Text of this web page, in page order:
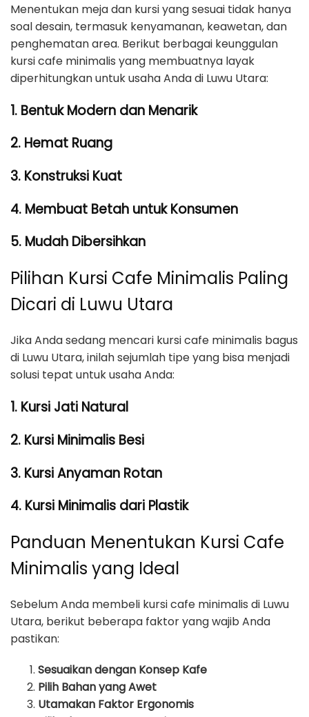
Menentukan meja dan kursi yang sesuai tidak hanya
soal desain, termasuk kenyamanan, keawetan, dan
penghematan area. Berikut berbagai keunggulan
kursi cafe minimalis yang membuatnya layak
diperhitungkan untuk usaha Anda di Luwu Utara:
1. Bentuk Modern dan Menarik
2. Hemat Ruang
3. Konstruksi Kuat
4. Membuat Betah untuk Konsumen
5. Mudah Dibersihkan
Pilihan Kursi Cafe Minimalis Paling
Dicari di Luwu Utara
Jika Anda sedang mencari kursi cafe minimalis bagus
di Luwu Utara, inilah sejumlah tipe yang bisa menjadi
solusi tepat untuk usaha Anda:
1. Kursi Jati Natural
2. Kursi Minimalis Besi
3. Kursi Anyaman Rotan
4. Kursi Minimalis dari Plastik
Panduan Menentukan Kursi Cafe
Minimalis yang Ideal
Sebelum Anda membeli kursi cafe minimalis di Luwu
Utara, berikut beberapa faktor yang wajib Anda
pastikan:
Sesuaikan dengan Konsep Kafe
Pilih Bahan yang Awet
Utamakan Faktor Ergonomis